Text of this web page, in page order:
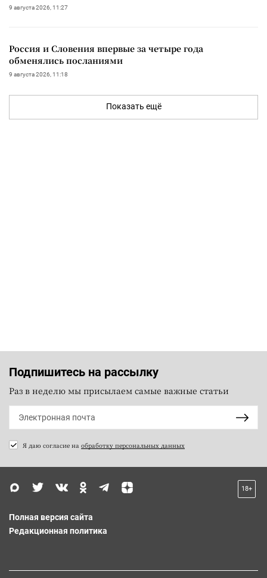
9 августа 2026, 11:27
Россия и Словения впервые за четыре года
обменялись посланиями
9 августа 2026, 11:18
Показать ещё
Подпишитесь на рассылку
Раз в неделю мы присылаем самые важные статьи
Я даю согласие на обработку персональных данных
18+
Полная версия сайта
Редакционная политика